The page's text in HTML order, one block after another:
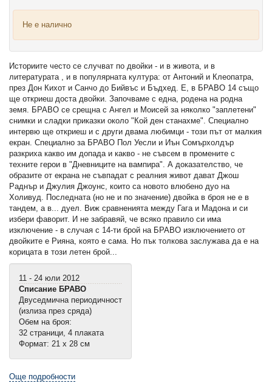
Не е налично
Историите често се случват по двойки - и в живота, и в
литературата , и в популярната култура: от Антоний и Клеопатра,
през Дон Кихот и Санчо до Бийвъс и Бъдхед. Е, в БРАВО 14 също
ще откриеш доста двойки. Започваме с една, родена на родна
земя. БРАВО се срещна с Ангел и Моисей за няколко "заплетени"
снимки и сладки приказки около "Кой ден станахме". Специално
интервю ще откриеш и с други двама любимци - този път от малкия
екран. Специално за БРАВО Пол Уесли и Иън Сомърхолдър
разкриха какво им допада и какво - не съвсем в промените с
техните герои в "Дневниците на вампира". А доказателство, че
образите от екрана не съвпадат с реалния живот дават Джош
Раднър и Джулия Джоунс, които са новото влюбено дуо на
Холивуд. Последната (но не и по значение) двойка в броя не е в
тандем, а в... дуел. Виж сравненията между Гага и Мадона и си
избери фаворит. И не забравяй, че всяко правило си има
изключение - в случая с 14-ти брой на БРАВО изключението от
двойките е Рияна, която е сама. Но пък толкова заслужава да е на
корицата в този летен брой...
11 - 24 юли 2012
Списание БРАВО
Двуседмична периодичност
(излиза през сряда)
Обем на броя:
32 страници, 4 плаката
Формат: 21 х 28 см
Още подробности